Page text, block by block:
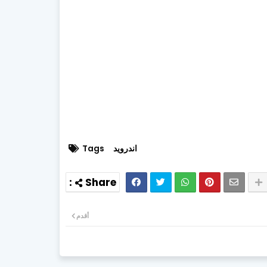
Tags اندرويد
أقدم